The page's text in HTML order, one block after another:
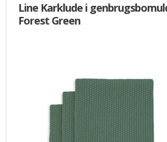
Line Karklude i
Forest Green